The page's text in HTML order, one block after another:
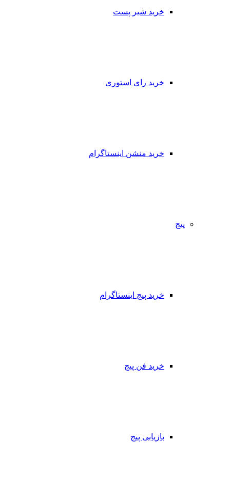
خرید شیر پست
خرید رای استوری
خرید منشن اینستاگرام
پیج
خرید پیج اینستاگرام
خرید فن پیج
بازیابی پیج